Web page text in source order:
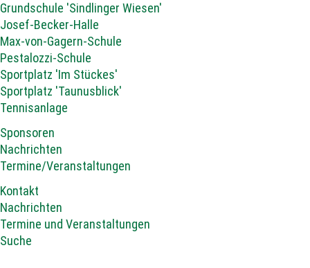
Grundschule 'Sindlinger Wiesen'
Josef-Becker-Halle
Max-von-Gagern-Schule
Pestalozzi-Schule
Sportplatz 'Im Stückes'
Sportplatz 'Taunusblick'
Tennisanlage
Sponsoren
Nachrichten
Termine/Veranstaltungen
Kontakt
Nachrichten
Termine und Veranstaltungen
Suche